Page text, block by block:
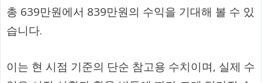
총 639만원에서 839만원의 수익을 기대해 볼 수 있
습니다.
이는 현 시점 기준의 단순 참고용 수치이며, 실제 수